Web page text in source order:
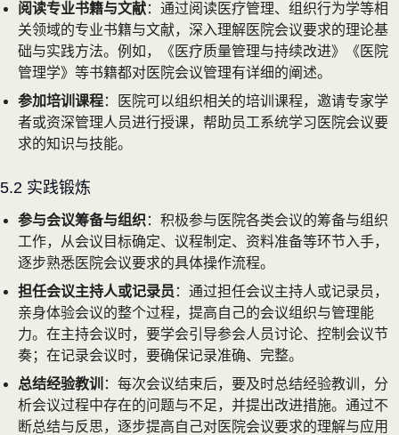
阅读专业书籍与文献：通过阅读医疗管理、组织行为学等相
关领域的专业书籍与文献，深入理解医院会议要求的理论基
础与实践方法。例如，《医疗质量管理与持续改进》《医院
管理学》等书籍都对医院会议管理有详细的阐述。
参加培训课程：医院可以组织相关的培训课程，邀请专家学
者或资深管理人员进行授课，帮助员工系统学习医院会议要
求的知识与技能。
5.2 实践锻炼
参与会议筹备与组织 ：积极参与医院各类会议的筹备与组织
工作，从会议目标确定、议程制定、资料准备等环节入手，
逐步熟悉医院会议要求的具体操作流程。
担任会议主持人或记录员 ：通过担任会议主持人或记录员，
亲身体验会议的整个过程，提高自己的会议组织与管理能
力。在主持会议时，要学会引导参会人员讨论、控制会议节
奏；在记录会议时，要确保记录准确、完整。
总结经验教训 ：每次会议结束后，要及时总结经验教训，分
析会议过程中存在的问题与不足，并提出改进措施。通过不
断总结与反思，逐步提高自己对医院会议要求的理解与应用